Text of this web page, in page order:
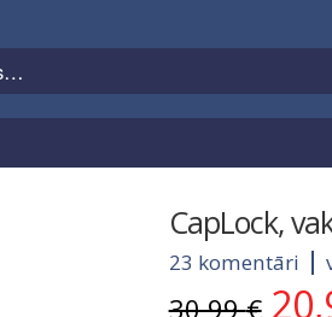
CapLock,
23 komentāri
30,99€